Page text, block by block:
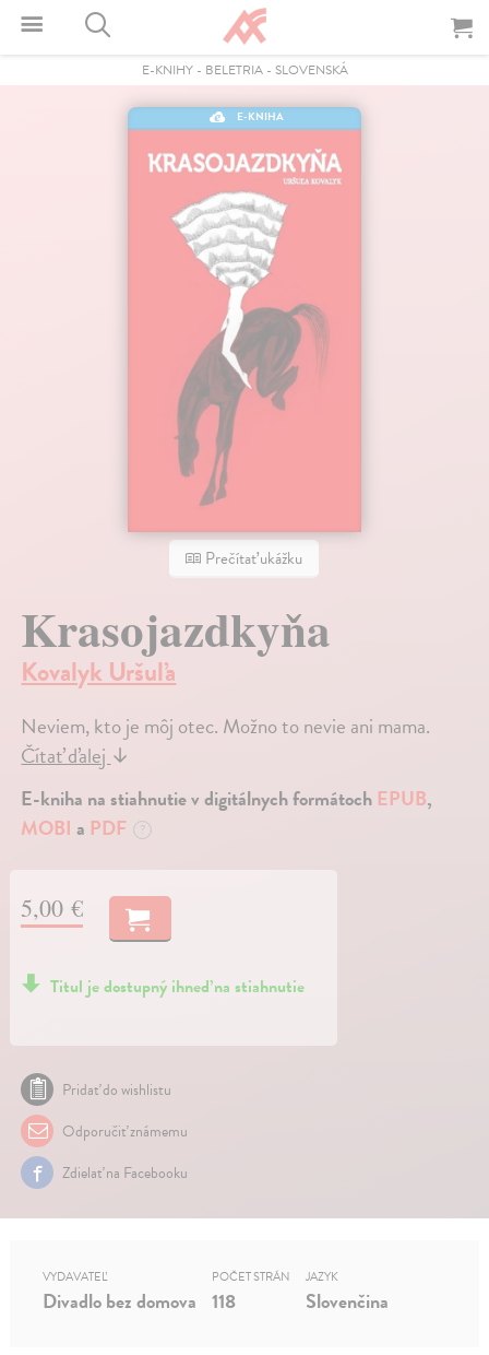
E-KNIHY- BELETRIA- SLOVENSKÁ
E-KNIHA
Prečítať ukážku
Krasojazdkyňa
Kovalyk Uršuľa
Neviem, kto je môj otec. Možno to nevie ani mama.
Čítať ďalej ↓
E-kniha na stiahnutie v digitálnych formátoch EPUB,
MOBI a PDF ?
5,00 €
Titul je dostupný ihneď na stiahnutie
Pridať do wishlistu
Odporučiť známemu
Zdielať na Facebooku
VYDAVATEĽ
Divadlo bez domova
POČET STRÁN
118
JAZYK
Slovenčina